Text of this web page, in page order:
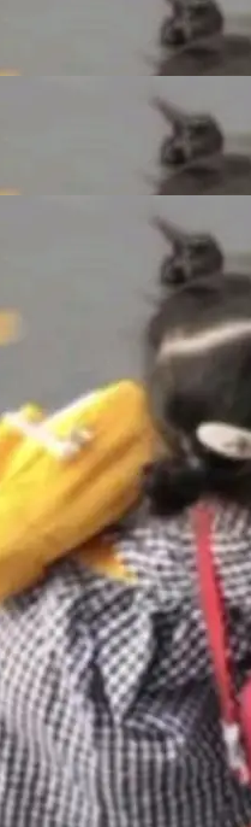
，每 token
懂。通过
语、吴语
fixe
音频加
修复了 C
果表单中
将不再关
具（如 Co
PG 19，则
时间点
析提炼。
一方法也为
思路。
京ICP备2025119063号